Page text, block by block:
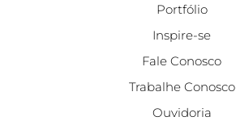
Portfólio
Inspire-se
Fale Conosco
Trabalhe Conosco
Ouvidoria